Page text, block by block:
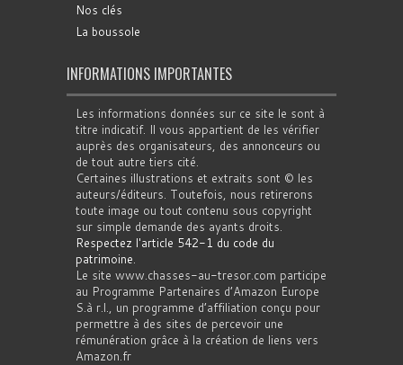
Nos clés
La boussole
INFORMATIONS IMPORTANTES
Les informations données sur ce site le sont à
titre indicatif. Il vous appartient de les vérifier
auprès des organisateurs, des annonceurs ou
de tout autre tiers cité.
Certaines illustrations et extraits sont © les
auteurs/éditeurs. Toutefois, nous retirerons
toute image ou tout contenu sous copyright
sur simple demande des ayants droits.
Respectez l'article 542-1 du code du
patrimoine.
Le site www.chasses-au-tresor.com participe
au Programme Partenaires d’Amazon Europe
S.à r.l., un programme d’affiliation conçu pour
permettre à des sites de percevoir une
rémunération grâce à la création de liens vers
Amazon.fr